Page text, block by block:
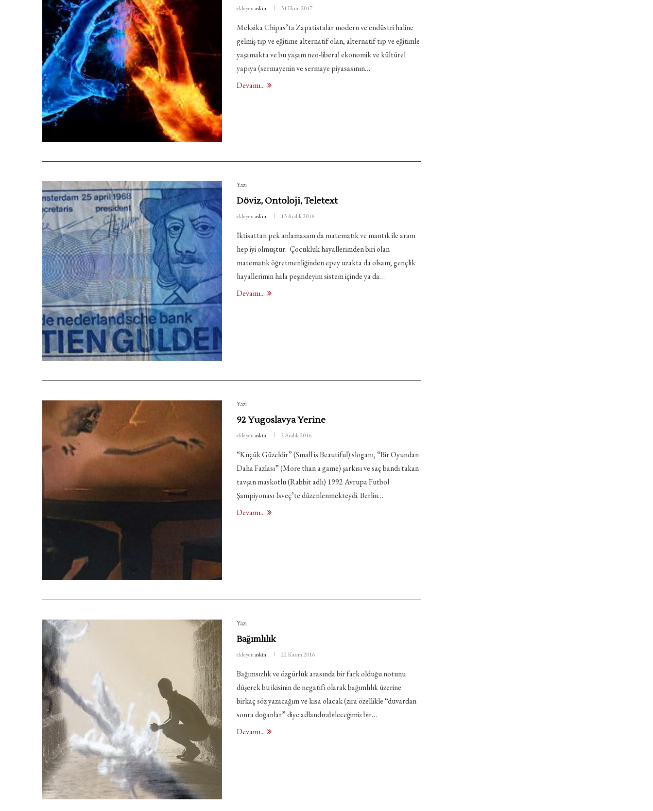
ekleyenaskin 31 Ekim 2017
Meksika Chipas’ta Zapatistalar modern ve endüstri haline
gelmiş tıp ve eğitime alternatif olan, alternatif tıp ve eğitimle
yaşamakta ve bu yaşam neo-liberal ekonomik ve kültürel
yapıya (sermayenin ve sermaye piyasasının…
Devamı...
Yazı
Döviz, Ontoloji, Teletext
ekleyenaskin 13 Aralık 2016
İktisattan pek anlamasam da matematik ve mantık ile aram
hep iyi olmuştur. Çocukluk hayallerimden biri olan
matematik öğretmenliğinden epey uzakta da olsam; gençlik
hayallerimin hala peşindeyim sistem içinde ya da…
Devamı...
Yazı
92 Yugoslavya Yerine
ekleyenaskin 2 Aralık 2016
“Küçük Güzeldir” (Small is Beautiful) sloganı, “Bir Oyundan
Daha Fazlası” (More than a game) şarkısı ve saç bandı takan
tavşan maskotlu (Rabbit adlı) 1992 Avrupa Futbol
Şampiyonası İsveç’te düzenlenmekteydi. Berlin…
Devamı...
Yazı
Bağımlılık
ekleyenaskin 22 Kasım 2016
Bağımsızlık ve özgürlük arasında bir fark olduğu notunu
düşerek bu ikisinin de negatifi olarak bağımlılık üzerine
birkaç söz yazacağım ve kısa olacak (zira özellikle “duvardan
sonra doğanlar” diye adlandırabileceğimiz bir…
Devamı...